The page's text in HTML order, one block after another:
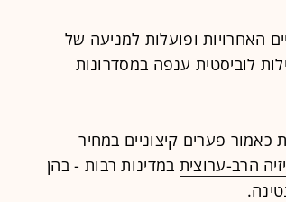
האחרויות ופועלות למניעה של
לוביסטית ענפה במסדרונות
2007 ועד היום מגלות כאמור פערים קיצוניים במחיר
הרב-ערוצית במדינות רבות - בהן